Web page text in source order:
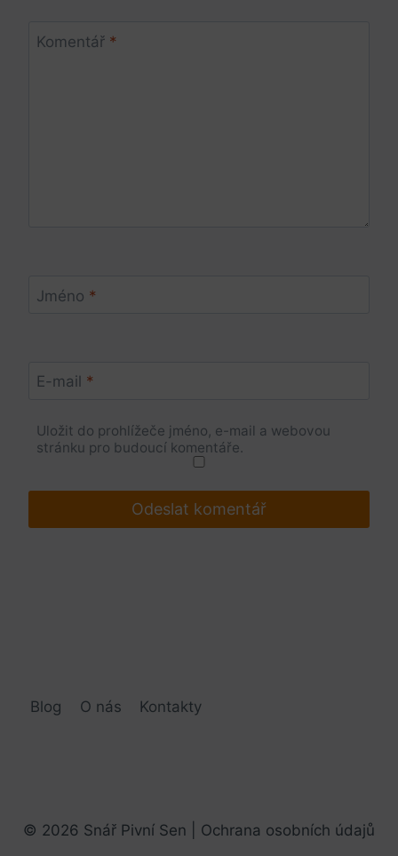
Komentář *
Jméno *
E-mail *
Uložit do prohlížeče jméno, e-mail a webovou
stránku pro budoucí komentáře.
Blog O nás Kontakty
© 2026 Snář Pivní Sen | Ochrana osobních údajů